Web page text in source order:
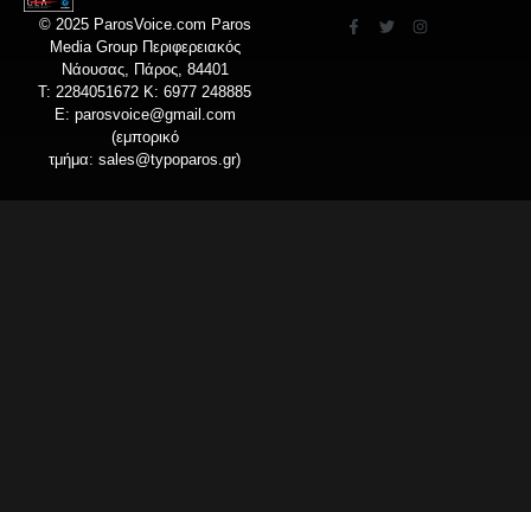
© 2025 ParosVoice.com Paros
Media Group Περιφερειακός
Νάουσας, Πάρος, 84401
T: 2284051672 Κ: 6977 248885
E: parosvoice@gmail.com
(εμπορικό
τμήμα: sales@typoparos.gr)